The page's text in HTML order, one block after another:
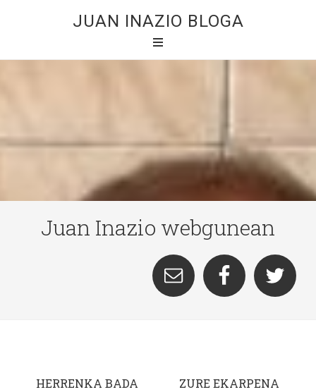
JUAN INAZIO BLOGA
Juan Inazio webgunean
HERRENKA BADA
ZURE EKARPENA